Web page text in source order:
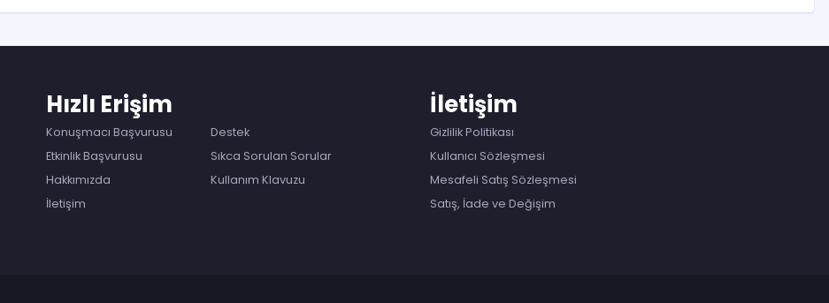
Hızlı Erişim
Konuşmacı Başvurusu
Etkinlik Başvurusu
Hakkımızda
İletişim
Destek
Sıkca Sorulan Sorular
Kullanım Klavuzu
İletişim
Gizlilik Politikası
Kullanıcı Sözleşmesi
Mesafeli Satış Sözleşmesi
Satış, İade ve Değişim